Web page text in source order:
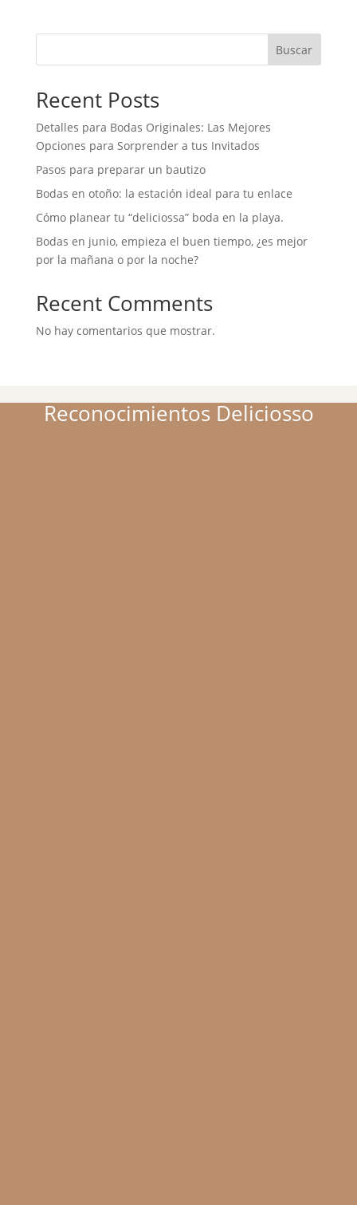
Buscar
Recent Posts
Detalles para Bodas Originales: Las Mejores
Opciones para Sorprender a tus Invitados
Pasos para preparar un bautizo
Bodas en otoño: la estación ideal para tu enlace
Cómo planear tu “deliciossa” boda en la playa.
Bodas en junio, empieza el buen tiempo, ¿es mejor
por la mañana o por la noche?
Recent Comments
No hay comentarios que mostrar.
Reconocimientos Deliciosso